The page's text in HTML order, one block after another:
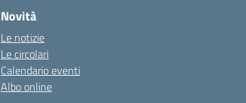
Novità
Le notizie
Le circolari
Calendario eventi
Albo online